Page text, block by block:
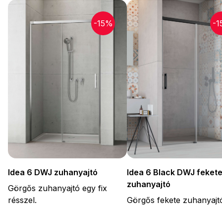
-15%
Idea 6 DWJ zuhanyajtó
Görgős zuhanyajtó egy fix
résszel.
-
Idea 6 Black DWJ fekete
zuhanyajtó
Görgős fekete